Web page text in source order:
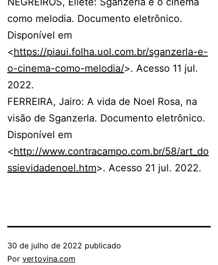
como melodia. Documento eletrônico.
Disponível em
<https://piaui.folha.uol.com.br/sganzerla-e-
o-cinema-como-melodia/>. Acesso 11 jul.
2022.
FERREIRA, Jairo: A vida de Noel Rosa, na
visão de Sganzerla. Documento eletrônico.
Disponível em
<http://www.contracampo.com.br/58/art_do
ssievidadenoel.htm>. Acesso 21 jul. 2022.
30 de julho de 2022 publicado
Por vertovina.com